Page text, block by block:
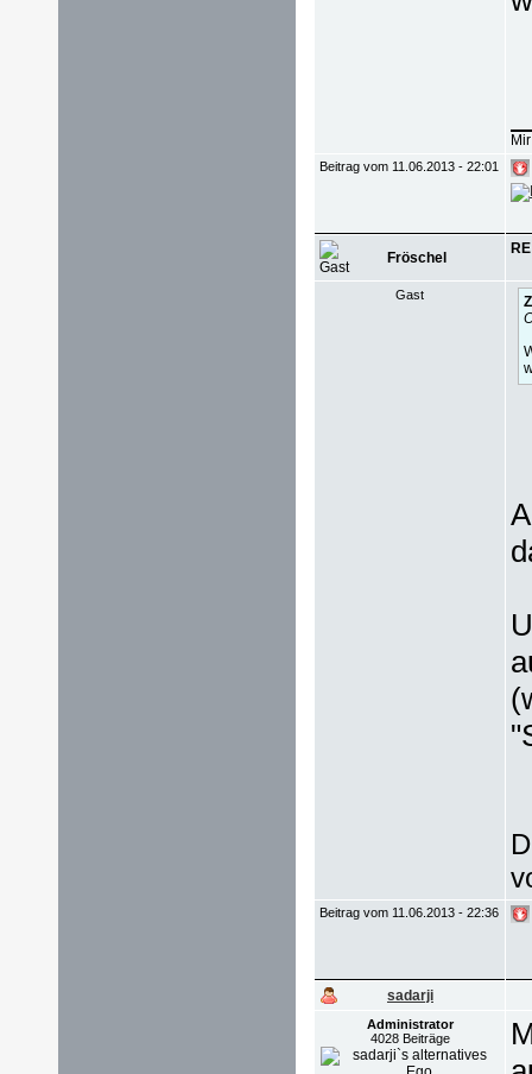
Beitrag vom 11.06.2013 - 22:01
Fröschel
Gast
Beitrag vom 11.06.2013 - 22:36
sadarji
Administrator
4028 Beiträge